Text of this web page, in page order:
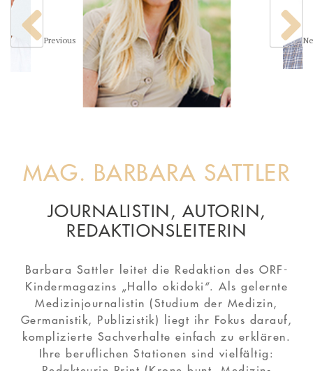
Previous
MAG. BARBARA SATTLER
JOURNALISTIN, AUTORIN,
REDAKTIONSLEITERIN
Barbara Sattler leitet die Redaktion des ORF-
Kindermagazins „Hallo okidoki“. Als gelernte
Medizinjournalistin (Studium der Medizin,
Germanistik, Publizistik) liegt ihr Fokus darauf,
komplizierte Sachverhalte einfach zu erklären.
Ihre beruflichen Stationen sind vielfältig:
Redakteurin Print (Krone bunt, Medizin-